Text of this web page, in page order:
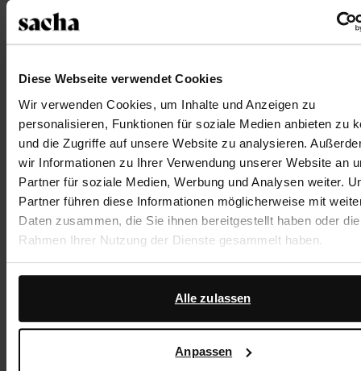
Diese Webseite verwendet Cookies
Wir verwenden Cookies, um Inhalte und Anzeigen zu
personalisieren, Funktionen für soziale Medien anbieten zu
und die Zugriffe auf unsere Website zu analysieren.
wir Informationen zu Ihrer Verwendung unserer Website an
Partner für soziale Medien, Werbung und Analysen weiter.
Partner führen diese Informationen möglicherweise mit
Daten zusammen, die Sie ihnen bereitgestellt haben oder
Rahmen Ihrer Nutzung der Dienste gesammelt haben.
Darüber hinaus arbeiten wir mit Google zu Werbe- und
Messzwecken zusammen. Weitere Informationen darüber,
Google Ihre personenbezogenen Daten verwendet, finden
Alle zulassen
Anpassen
Lieferung & Rücksendung
Was andere kauften
Anti Aging 300 ml (29,83 € / 1L)
- 65%
Item